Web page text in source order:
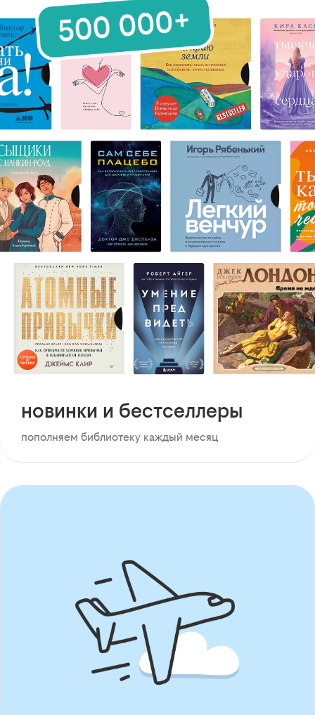
новинки и бестселлеры
пополняем библиотеку каждый месяц